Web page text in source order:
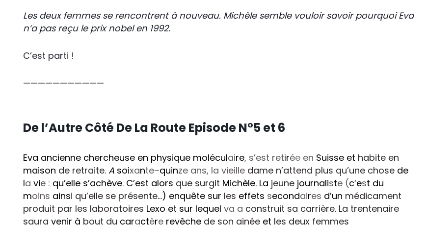
Les deux femmes se rencontrent à nouveau. Michèle semble vouloir savoir pourquoi Eva
n’a pas reçu le prix nobel en 1992.
C’est parti !
———————————
De l’Autre Côté De La Route Episode N°5 et 6
Eva ancienne chercheuse en physique moléculaire, s’est retirée en Suisse et habite en
maison de retraite. A soixante–quinze ans, la vieille dame n’attend plus qu’une chose de
la vie : qu’elle s’achève. C’est alors que surgit Michèle. La jeune journaliste (c‘est du
moins ainsi qu’elle se présente...) enquête sur les effets secondaires d’un médicament
produit par les laboratoires Lexo et sur lequel va a construit sa carrière. La trentenaire
saura venir à bout du caractère revêche de son ainée et les deux femmes